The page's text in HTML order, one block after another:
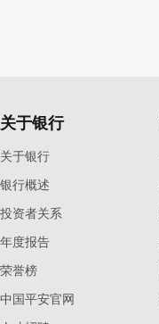
关于银行
关于银行
银行概述
投资者关系
年度报告
荣誉榜
中国平安官网